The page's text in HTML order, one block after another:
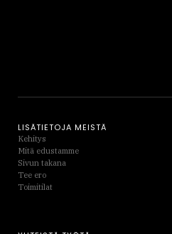
LISÄTIETOJA MEISTÄ
Kehitys
Mitä edustamme
Sivun takana
Tee ero
Toimitilat